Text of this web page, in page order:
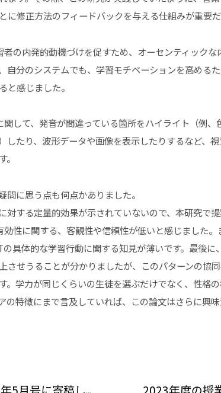
に修正方法のフィードバックを与える仕組みが重要だ
の内発的動機づけを促すため、オーセンティック
自分のシステムでも、学習モチベーションを高める
と感じました。
して、発音が間違っている箇所をハイライト（例、
したり、波形データや画像を表示したりするなど、
問に思う点も何点かありました。
対する定量的効果が示されていないので、本研究で
性に関する、客観性や信頼性が低いと感じました
の具体的な学習行動に関する知見が薄いです。最後
させうることが分かりましたが、このパターンの協
。学力が同じくらいの生徒を選ぶだけでなく、性格
の特徴にまで言及していれば、この論文はさらに興